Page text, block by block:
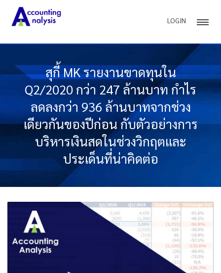
LOGIN
สุกี้ MK รายงานขาดทุนใน
Q2/2020 กว่า 247 ล้านบาท กำไร
ลดลงกว่า 936 ล้านบาทจากช่วง
เดียวกันของปีก่อน กับตัวอย่างการ
บริหารเงินสดในช่วงวิกฤตและ
ประเด็นที่น่าคิดต่อ